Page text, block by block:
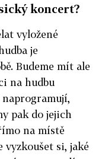
koncert?
vyložené
je
Budeme mít ale
na hudbu
naprogramují,
pak do jejich
na místě
vyzkoušet si, jaké